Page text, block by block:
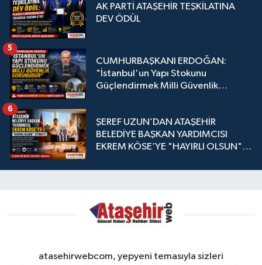
AK PARTİ ATAŞEHİR TEŞKİLATINA
DEV ÖDÜL
CUMHURBAŞKANI ERDOĞAN:
"İstanbul'un Yapı Stokunu
Güçlendirmek Milli Güvenlik
5
ŞEREF UZUN’DAN ATAŞEHİR
BELEDİYE BAŞKAN YARDIMCISI
EKREM KÖSE’YE "HAYIRLI OLSUN"
6
atasehirwebcom, yepyeni temasıyla sizleri